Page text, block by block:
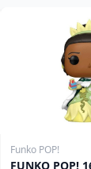
Funko POP!
FUNKO POP!